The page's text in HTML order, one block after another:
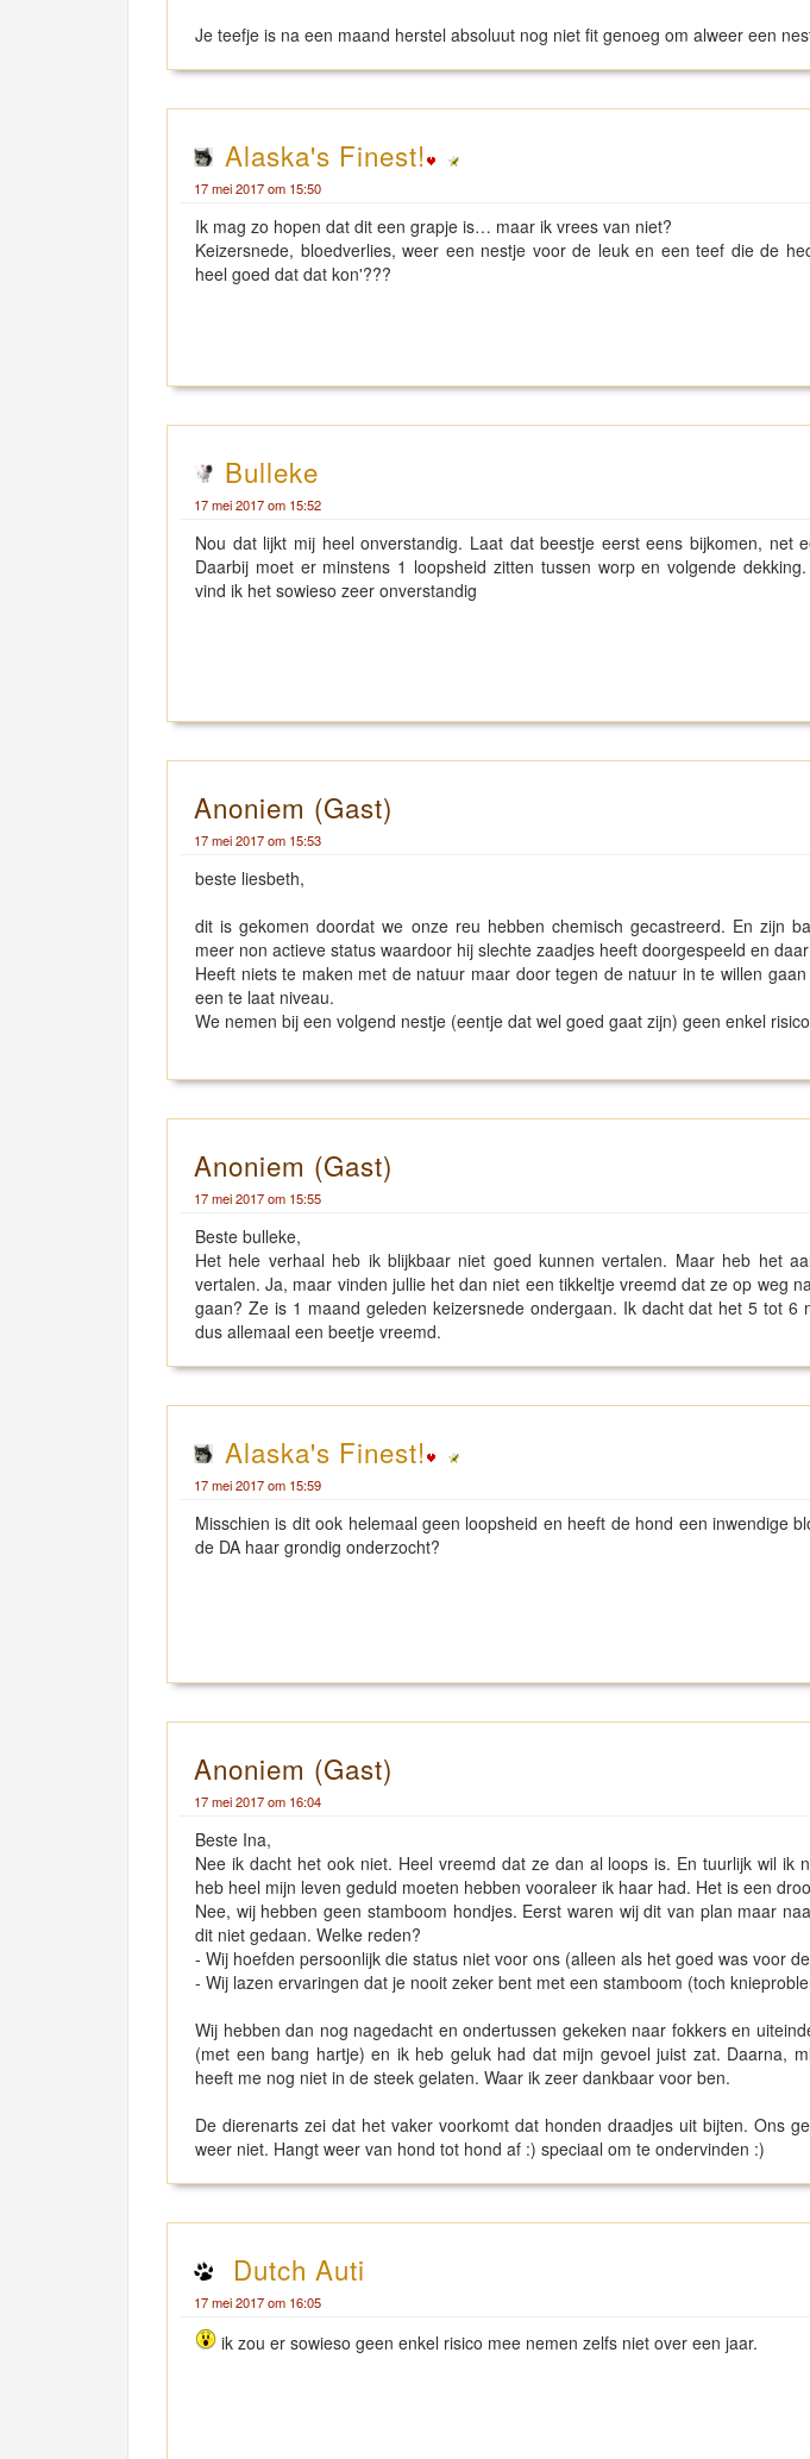
Je teefje is na een maand herstel absoluut nog niet fit genoeg om alweer een
Alaska's Finest!
17 mei 2017 om 15:50
Ik mag zo hopen dat dit een grapje is… maar ik vrees van niet?
Keizersnede, bloedverlies, weer een nestje voor de leuk en een teef die de
heel goed dat dat kon'???
Bulleke
17 mei 2017 om 15:52
Nou dat lijkt mij heel onverstandig. Laat dat beestje eerst eens bijkomen, net
Daarbij moet er minstens 1 loopsheid zitten tussen worp en volgende
vind ik het sowieso zeer onverstandig
Anoniem (Gast)
17 mei 2017 om 15:53
beste liesbeth,
dit is gekomen doordat we onze reu hebben chemisch gecastreerd. En zijn
meer non actieve status waardoor hij slechte zaadjes heeft doorgespeeld en
Heeft niets te maken met de natuur maar door tegen de natuur in te willen
een te laat niveau.
We nemen bij een volgend nestje (eentje dat wel goed gaat zijn) geen enkel
Anoniem (Gast)
17 mei 2017 om 15:55
Beste bulleke,
Het hele verhaal heb ik blijkbaar niet goed kunnen vertalen. Maar heb het
vertalen. Ja, maar vinden jullie het dan niet een tikkeltje vreemd dat ze op weg
gaan? Ze is 1 maand geleden keizersnede ondergaan. Ik dacht dat het 5 tot 6
dus allemaal een beetje vreemd.
Alaska's Finest!
17 mei 2017 om 15:59
Misschien is dit ook helemaal geen loopsheid en heeft de hond een inwendige
de DA haar grondig onderzocht?
Anoniem (Gast)
17 mei 2017 om 16:04
Beste Ina,
Nee ik dacht het ook niet. Heel vreemd dat ze dan al loops is. En tuurlijk wil ik
heb heel mijn leven geduld moeten hebben vooraleer ik haar had. Het is een
Nee, wij hebben geen stamboom hondjes. Eerst waren wij dit van plan maar
dit niet gedaan. Welke reden?
- Wij hoefden persoonlijk die status niet voor ons (alleen als het goed was voor
- Wij lazen ervaringen dat je nooit zeker bent met een stamboom (toch
Wij hebben dan nog nagedacht en ondertussen gekeken naar fokkers en
(met een bang hartje) en ik heb geluk had dat mijn gevoel juist zat. Daarna,
heeft me nog niet in de steek gelaten. Waar ik zeer dankbaar voor ben.
De dierenarts zei dat het vaker voorkomt dat honden draadjes uit bijten. Ons
weer niet. Hangt weer van hond tot hond af :) speciaal om te ondervinden :)
Dutch Auti
17 mei 2017 om 16:05
ik zou er sowieso geen enkel risico mee nemen zelfs niet over een jaar.